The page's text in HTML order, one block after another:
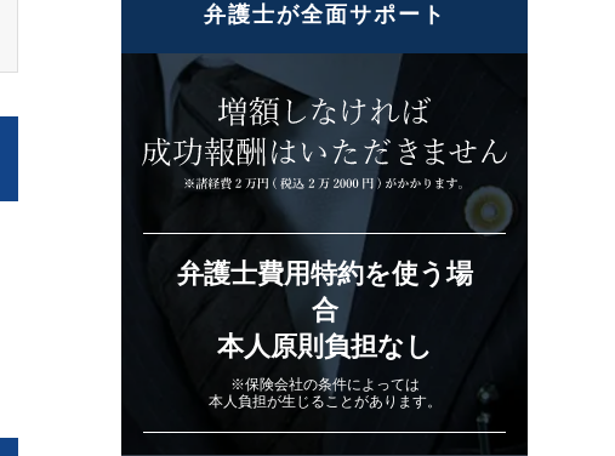
弁護士が全面サポート
弁護士費用特約を使う場
合
本人原則負担なし
※保険会社の条件によっては
本人負担が生じることがあります。